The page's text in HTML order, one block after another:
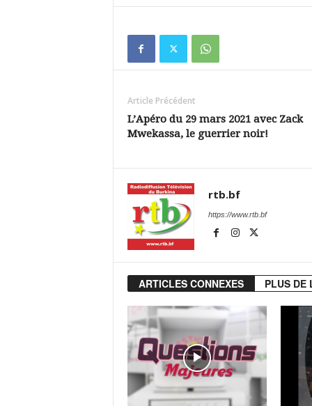
Article Précédent
L’Apéro du 29 mars 2021 avec Zack
Mwekassa, le guerrier noir!
rtb.bf
https://www.rtb.bf
ARTICLES CONNEXES PLUS DE